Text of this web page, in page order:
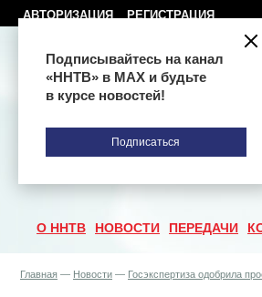
АВТОРИЗАЦИЯ РЕГИСТРАЦИЯ
О ННТВ НОВОСТИ ПЕРЕДАЧИ
Главная — Новости — Госэкспертиза одобрила
Подписывайтесь на канал
«ННТВ» в МАХ и будьте
в курсе новостей!
Подписаться